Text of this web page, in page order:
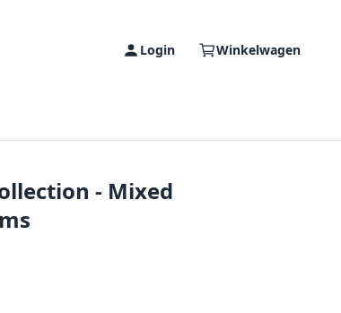
Login Winkelwagen
- Mixed